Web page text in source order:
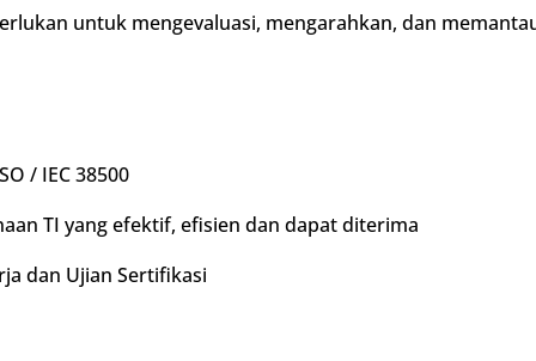
untuk mengevaluasi, mengarahkan, dan
/ IEC 38500
TI yang efektif, efisien dan dapat diterima
dan Ujian Sertifikasi